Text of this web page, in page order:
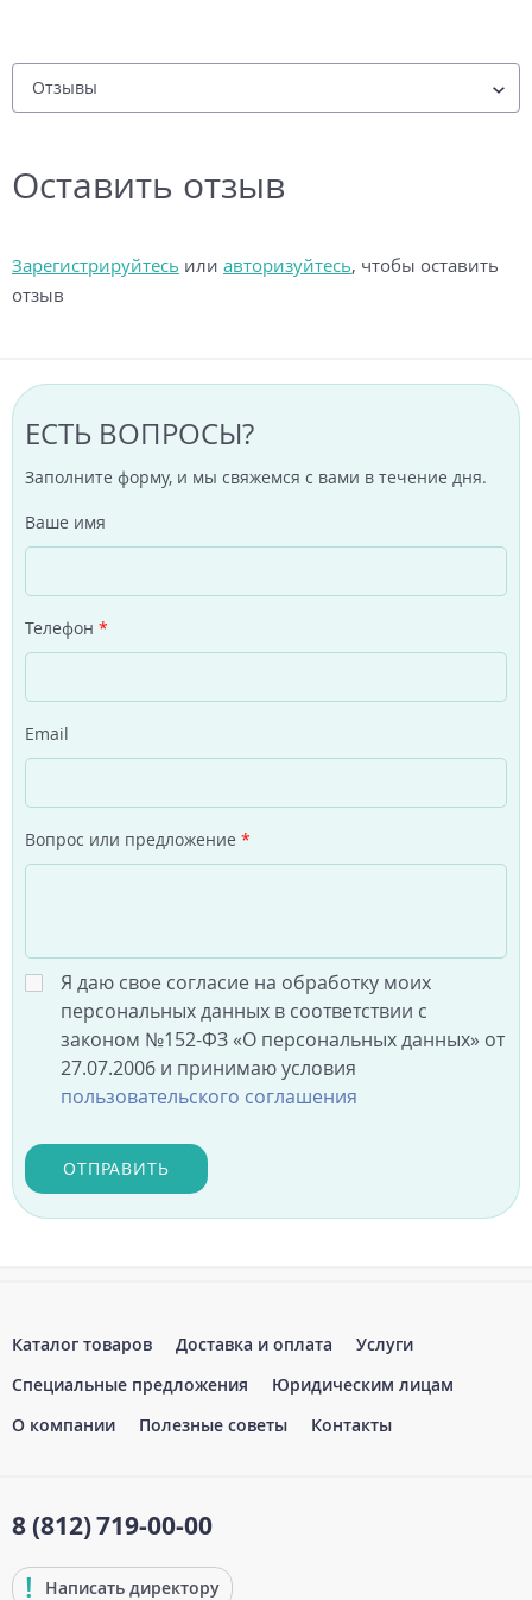
Оставить отзыв
Зарегистрируйтесь или авторизуйтесь, чтобы оставить
отзыв
ЕСТЬ ВОПРОСЫ?
Заполните форму, и мы свяжемся с вами в течение дня.
Ваше имя
Телефон *
Email
Вопрос или предложение *
Я даю свое согласие на обработку моих
персональных данных в соответствии с
законом №152-ФЗ «О персональных данных» от
27.07.2006 и принимаю условия
пользовательского соглашения
ОТПРАВИТЬ
Каталог товаров Доставка и оплата
Услуги
Специальные предложения
Юридическим лицам
О компании
Полезные советы Контакты
8 (812)719-00-00
Написать директору